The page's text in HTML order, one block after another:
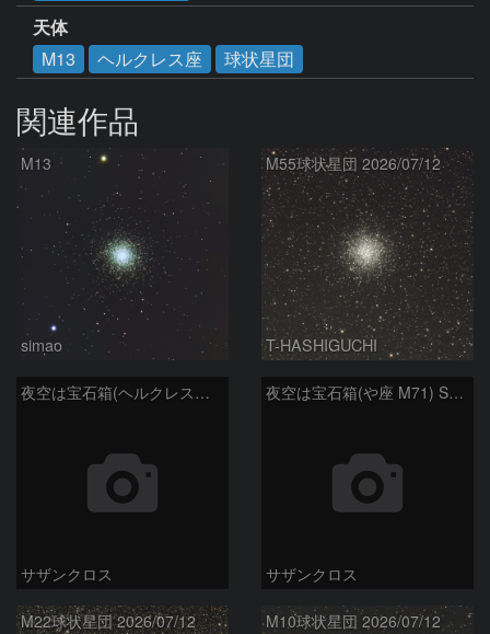
天体
M13
ヘルクレス座 球状星団
関連作品
M13
simao
M55球状星団 2026/07/12
T-HASHIGUCHI
夜空は宝石箱(ヘルクレス座 M92) Seestar50
サザンクロス
夜空は宝石箱(や座 M71) Seestar50
サザンクロス
M22球状星団 2026/07/12 M10球状星団 2026/07/12